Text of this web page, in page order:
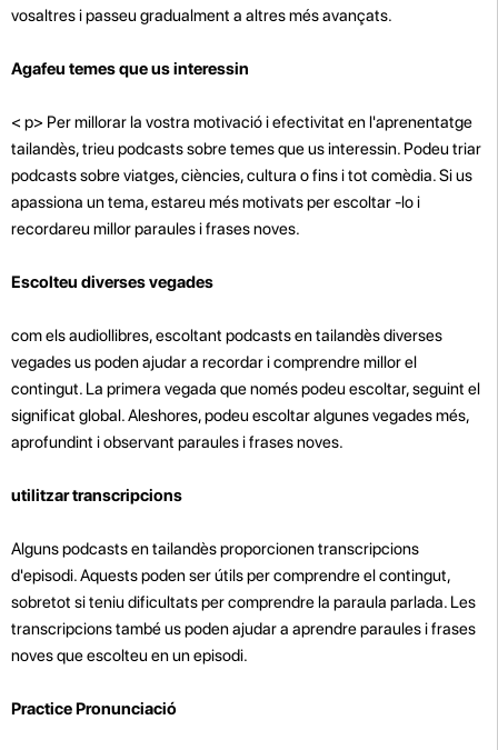
vosaltres i passeu gradualment a altres més avançats.
Agafeu temes que us interessin
< p> Per millorar la vostra motivació i efectivitat en l'aprenentatge
tailandès, trieu podcasts sobre temes que us interessin. Podeu triar
podcasts sobre viatges, ciències, cultura o fins i tot comèdia. Si us
apassiona un tema, estareu més motivats per escoltar -lo i
recordareu millor paraules i frases noves.
Escolteu diverses vegades
com els audiollibres, escoltant podcasts en tailandès diverses
vegades us poden ajudar a recordar i comprendre millor el
contingut. La primera vegada que només podeu escoltar, seguint el
significat global. Aleshores, podeu escoltar algunes vegades més,
aprofundint i observant paraules i frases noves.
utilitzar transcripcions
Alguns podcasts en tailandès proporcionen transcripcions
d'episodi. Aquests poden ser útils per comprendre el contingut,
sobretot si teniu dificultats per comprendre la paraula parlada. Les
transcripcions també us poden ajudar a aprendre paraules i frases
noves que escolteu en un episodi.
Practice Pronunciació